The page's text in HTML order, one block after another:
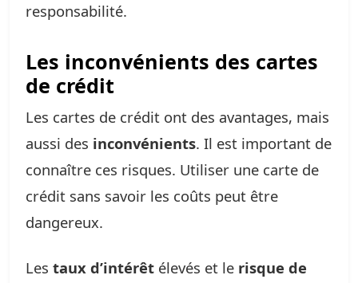
responsabilité.
Les inconvénients des cartes
de crédit
Les cartes de crédit ont des avantages, mais
aussi des inconvénients. Il est important de
connaître ces risques. Utiliser une carte de
crédit sans savoir les coûts peut être
dangereux.
Les taux d’intérêt élevés et le risque de